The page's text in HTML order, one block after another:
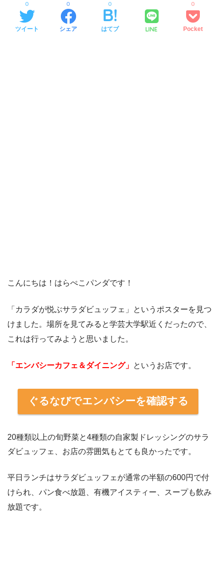
ツイート
0
シェア
0
はてブ
0
LINE Pocket
0
こんにちは！はらぺこパンダです！
「カラダが悦ぶサラダビュッフェ」というポスターを見つ
けました。場所を見てみると学芸大学駅近くだったので、
これは行ってみようと思いました。
「エンバシーカフェ＆ダイニング」 というお店です。
ぐるなびでエンバシーを確認する
20種類以上の旬野菜と4種類の自家製ドレッシングのサラ
ダビュッフェ、お店の雰囲気もとても良かったです。
平日ランチはサラダビュッフェが通常の半額の600円で付
けられ、パン食べ放題、有機アイスティー、スープも飲み
放題です。